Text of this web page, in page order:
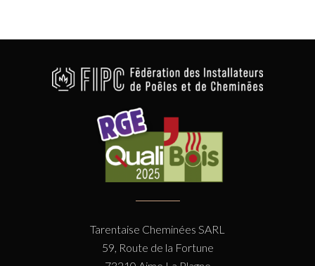
Tarentaise Cheminées SARL
59, Route de la Fortune